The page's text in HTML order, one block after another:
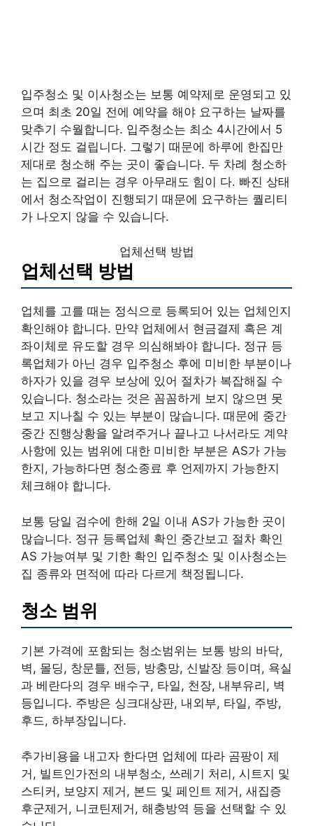
입주청소 및 이사청소는 보통 예약제로 운영되고 있
으며 최초 20일 전에 예약을 해야 요구하는 날짜를
맞추기 수월합니다. 입주청소는 최소 4시간에서 5
시간 정도 걸립니다. 그렇기 때문에 하루에 한집만
제대로 청소해 주는 곳이 좋습니다. 두 차례 청소하
는 집으로 걸리는 경우 아무래도 힘이 다. 빠진 상태
에서 청소작업이 진행되기 때문에 요구하는 퀄리티
가 나오지 않을 수 있습니다.
업체선택 방법
업체선택 방법
업체를 고를 때는 정식으로 등록되어 있는 업체인지
확인해야 합니다. 만약 업체에서 현금결제 혹은 계
좌이체로 유도할 경우 의심해봐야 합니다. 정규 등
록업체가 아닌 경우 입주청소 후에 미비한 부분이나
하자가 있을 경우 보상에 있어 절차가 복잡해질 수
있습니다. 청소라는 것은 꼼꼼하게 보지 않으면 못
보고 지나칠 수 있는 부분이 많습니다. 때문에 중간
중간 진행상황을 알려주거나 끝나고 나서라도 계약
사항에 있는 범위에 대한 미비한 부분은 AS가 가능
한지, 가능하다면 청소종료 후 언제까지 가능한지
체크해야 합니다.
보통 당일 검수에 한해 2일 이내 AS가 가능한 곳이
많습니다. 정규 등록업체 확인 중간보고 절차 확인
AS 가능여부 및 기한 확인 입주청소 및 이사청소는
집 종류와 면적에 따라 다르게 책정됩니다.
청소 범위
기본 가격에 포함되는 청소범위는 보통 방의 바닥,
벽, 몰딩, 창문틀, 전등, 방충망, 신발장 등이며, 욕실
과 베란다의 경우 배수구, 타일, 천장, 내부유리, 벽
등입니다. 주방은 싱크대상판, 내외부, 타일, 주방,
후드, 하부장입니다.
추가비용을 내고자 한다면 업체에 따라 곰팡이 제
거, 빌트인가전의 내부청소, 쓰레기 처리, 시트지 및
스티커, 보양지 제거, 본드 및 페인트 제거, 새집증
후군제거, 니코틴제거, 해충방역 등을 선택할 수 있